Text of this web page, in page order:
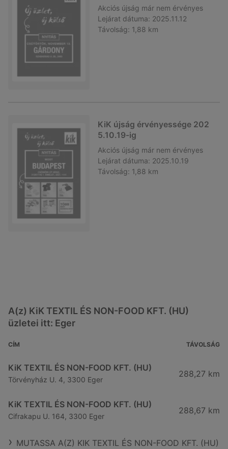
Akciós újság már nem érvényes
Lejárat dátuma: 2025.11.12
Távolság: 1,88 km
KiK újság érvényessége 202
5.10.19-ig
Akciós újság már nem érvényes
Lejárat dátuma: 2025.10.19
Távolság: 1,88 km
A(z) KiK TEXTIL ÉS NON-FOOD KFT. (HU)
üzletei itt: Eger
CÍM TÁVOLSÁG
KiK TEXTIL ÉS NON-FOOD KFT. (HU)
Törvényház U. 4, 3300 Eger
288,27 km
KiK TEXTIL ÉS NON-FOOD KFT. (HU)
Cifrakapu U. 164, 3300 Eger
288,67 km
MUTASSA A(Z) KIK TEXTIL ÉS NON-FOOD KFT. (HU)